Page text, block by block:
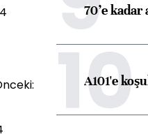
70’e kadar
10
A101'e